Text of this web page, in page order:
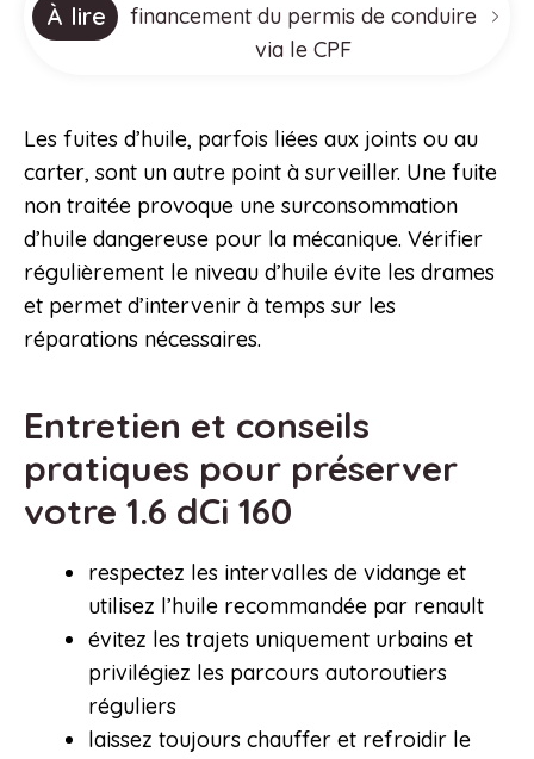
À lire
financement du permis de conduire
via le CPF
Les fuites d’huile, parfois liées aux joints ou au
carter, sont un autre point à surveiller. Une fuite
non traitée provoque une surconsommation
d’huile dangereuse pour la mécanique. Vérifier
régulièrement le niveau d’huile évite les drames
et permet d’intervenir à temps sur les
réparations nécessaires.
Entretien et conseils
pratiques pour préserver
votre 1.6 dCi 160
respectez les intervalles de vidange et
utilisez l’huile recommandée par renault
évitez les trajets uniquement urbains et
privilégiez les parcours autoroutiers
réguliers
laissez toujours chauffer et refroidir le